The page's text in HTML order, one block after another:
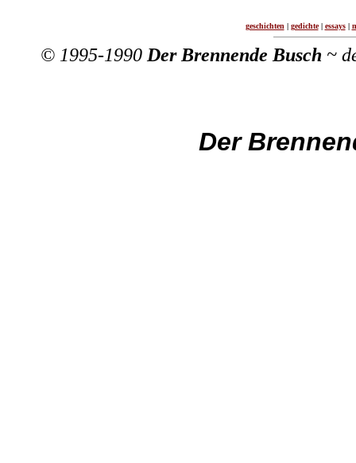
geschichten | gedichte| essays|
© 1995-1990 Der Brennende Busch ~
Der